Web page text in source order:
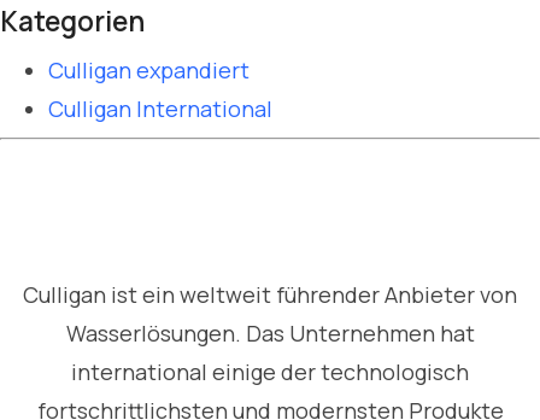
Kategorien
Culligan expandiert
Culligan International
Culligan ist ein weltweit führender Anbieter von
Wasserlösungen. Das Unternehmen hat
international einige der technologisch
fortschrittlichsten und modernsten Produkte